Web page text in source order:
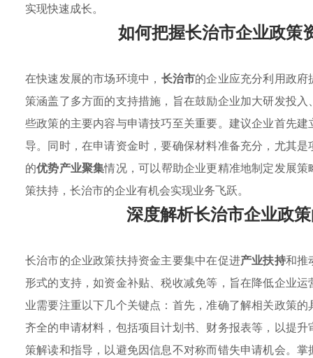
实现快速成长。
如何把握长治市企业政策
在快速发展的市场环境中， 长治市的企业应充分利用政府
策涵盖了多方面的支持措施，旨在鼓励企业加大研发投
些政策的主要内容与申请技巧至关重要。建议企业首先
导。同时，在申请资金时，要确保材料准备充分，尤其
的优势产业聚集情况，可以帮助企业更精准地制定发展
策扶持，长治市的企业有机会实现业务飞跃。
深度解析长治市企业政
长治市的企业政策扶持资金主要集中在促进产业扶持和推
形式的支持，如资金补贴、税收减免等，旨在降低企业
业需要注重以下几个关键点：首先，准确了解相关政策
齐全的申请材料，包括项目计划书、财务报表等，以提
策解读和指导，以避免因信息不对称而错失申请机会。